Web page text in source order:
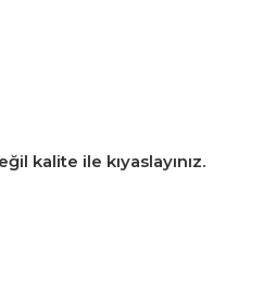
kalite ile kıyaslayınız.